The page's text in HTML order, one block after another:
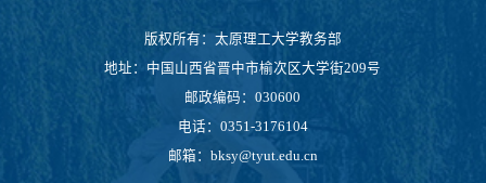
版权所有：太原理工大学教务部
地址：中国山西省晋中市榆次区大学街209号
邮政编码：030600
电话：0351-3176104
邮箱：bksy@tyut.edu.cn